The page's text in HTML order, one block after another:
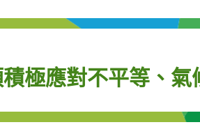
極應對不平等、氣